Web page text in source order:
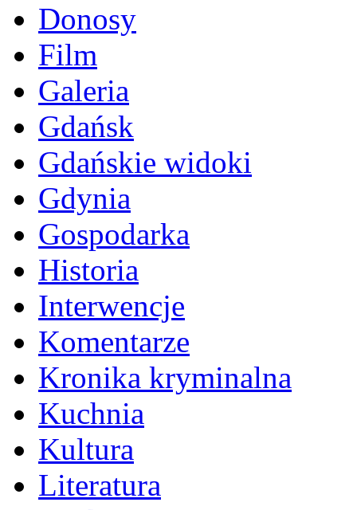
Donosy
Film
Galeria
Gdańsk
Gdańskie widoki
Gdynia
Gospodarka
Historia
Interwencje
Komentarze
Kronika kryminalna
Kuchnia
Kultura
Literatura